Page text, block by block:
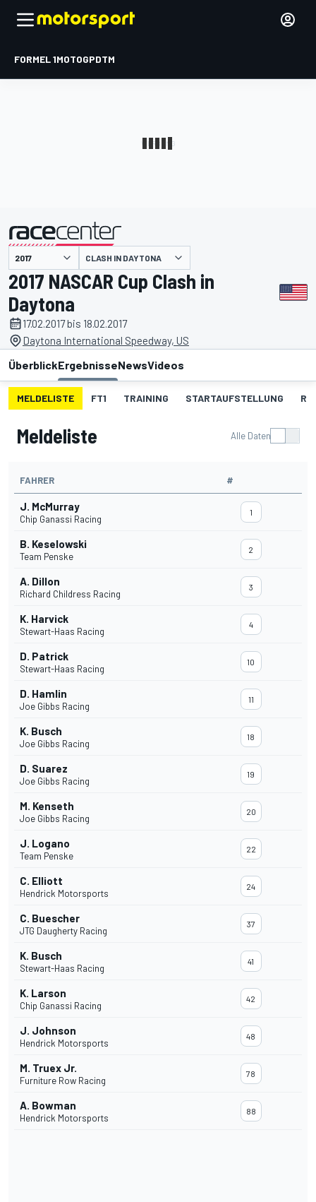
FORMEL 1MOTOGPDTM
CLASH IN DAYTONA
2017 NASCAR Cup Clash in
Daytona
17.02.2017 bis 18.02.2017
Daytona International Speedway, US
ÜberblickErgebnisseNewsVideos
MELDELISTE FT1 TRAINING STARTAUFSTELLUNG
Meldeliste Alle Daten
FAHRER #
J. McMurray
Chip Ganassi Racing
1
B. Keselowski
Team Penske
2
A. Dillon
Richard Childress Racing
3
K. Harvick
Stewart-Haas Racing
4
D. Patrick
Stewart-Haas Racing
10
D. Hamlin
Joe Gibbs Racing
11
K. Busch
Joe Gibbs Racing
18
D. Suarez
Joe Gibbs Racing
19
M. Kenseth
Joe Gibbs Racing
20
J. Logano
Team Penske
22
C. Elliott
Hendrick Motorsports
24
C. Buescher
JTG Daugherty Racing
37
K. Busch
Stewart-Haas Racing
41
K. Larson
Chip Ganassi Racing
42
J. Johnson
Hendrick Motorsports
48
M. Truex Jr.
Furniture Row Racing
78
A. Bowman
Hendrick Motorsports
88